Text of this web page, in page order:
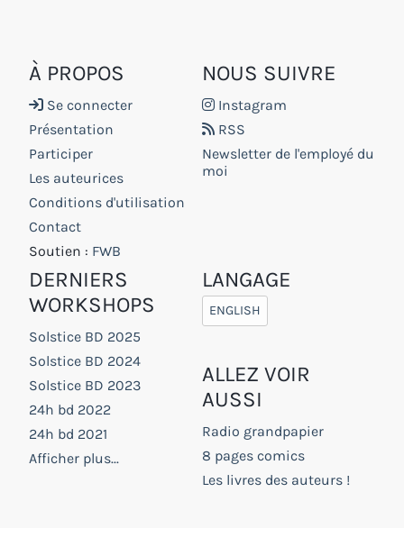
À PROPOS
Se connecter
Présentation
Participer
Les auteurices
Conditions d'utilisation
Contact
Soutien : FWB
NOUS SUIVRE
Instagram
RSS
Newsletter de l'employé du
moi
DERNIERS
WORKSHOPS
Solstice BD 2025
Solstice BD 2024
Solstice BD 2023
24h bd 2022
24h bd 2021
Afficher plus...
LANGAGE
ENGLISH
ALLEZ VOIR
AUSSI
Radio grandpapier
8 pages comics
Les livres des auteurs !